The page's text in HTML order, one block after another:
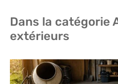
Dans la catégorie
extérieurs